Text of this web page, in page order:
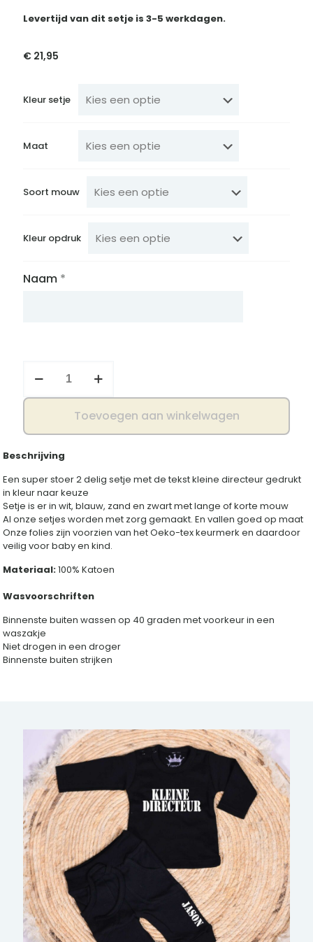
Levertijd van dit setje is 3-5 werkdagen.
€ 21,95
Kleur setje
Maat
Soort mouw
Kleur opdruk
Naam *
kleine
Toevoegen aan winkelwagen
Beschrijving
Een super stoer 2 delig setje met de tekst kleine directeur gedrukt
in kleur naar keuze
Setje is er in wit, blauw, zand en zwart met lange of korte mouw
Al onze setjes worden met zorg gemaakt. En vallen goed op maat
Onze folies zijn voorzien van het Oeko-tex keurmerk en daardoor
veilig voor baby en kind.
Materiaal:100% Katoen
Wasvoorschriften
Binnenste buiten wassen op 40 graden met voorkeur in een
waszakje
Niet drogen in een droger
Binnenste buiten strijken